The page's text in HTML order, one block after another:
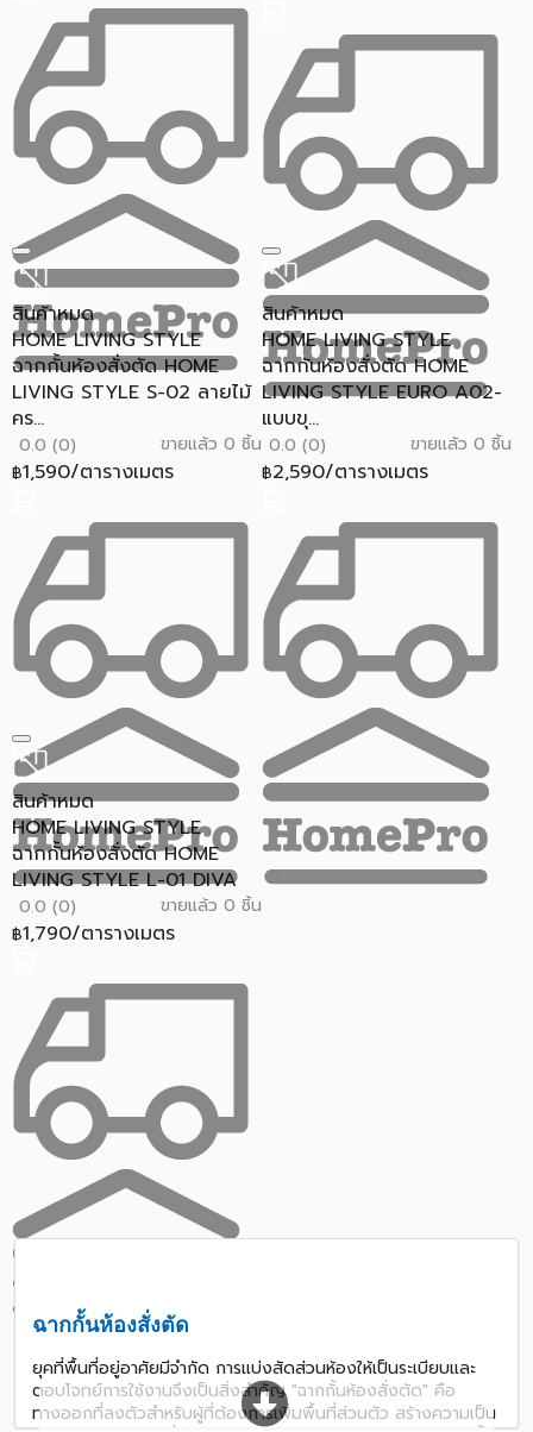
สินค้าหมด
HOME LIVING STYLE
ฉากกั้นห้องสั่งตัด HOME
LIVING STYLE S-02 ลายไม้
คร...
0.0 (0) ขายแล้ว 0 ชิ้น
฿1,590/ตารางเมตร
สินค้าหมด
HOME LIVING STYLE
ฉากกันห้องสั่งตัด HOME
LIVING STYLE EURO A02-
แบบขุ...
0.0 (0) ขายแล้ว 0 ชิ้น
฿2,590/ตารางเมตร
สินค้าหมด
HOME LIVING STYLE
ฉากกั้นห้องสั่งตัด HOME
LIVING STYLE L-01 DIVA
0.0 (0) ขายแล้ว 0 ชิ้น
฿1,790/ตารางเมตร
ฉากกั้นห้องสั่งตัด
ยุคที่พื้นที่อยู่อาศัยมีจำกัด การแบ่งสัดส่วนห้องให้เป็นระเบียบและ
ตอบโจทย์การใช้งานจึงเป็นสิ่งสำคัญ "ฉากกั้นห้องสั่งตัด" คือ
ทางออกที่ลงตัวสำหรับผู้ที่ต้องการเพิ่มพื้นที่ส่วนตัว สร้างความเป็น